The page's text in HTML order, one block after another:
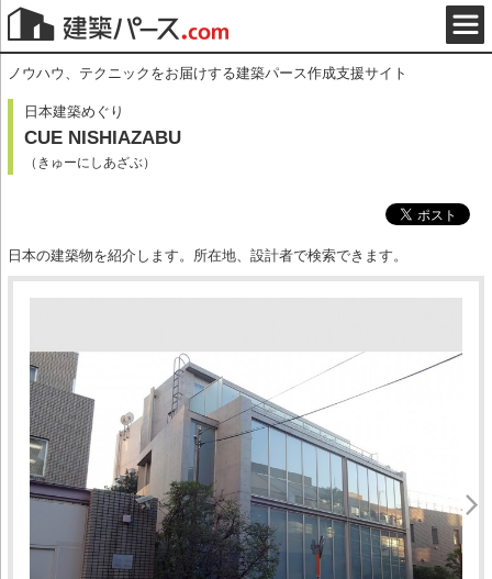
ノウハウ、テクニックをお届けする建築パース作成支援サイト
日本建築めぐり
CUE NISHIAZABU
（きゅーにしあざぶ）
日本の建築物を紹介します。所在地、設計者で検索できます。